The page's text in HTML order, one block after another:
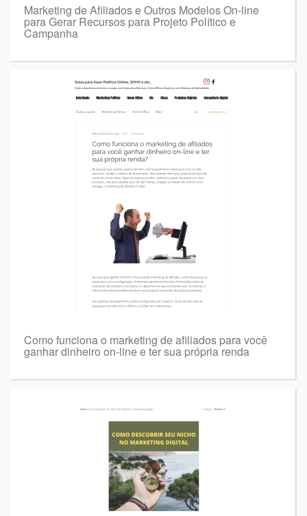
Marketing de Afiliados e Outros Modelos On-line
para Gerar Recursos para Projeto Político e
Campanha
Como funciona o marketing de afiliados para você
ganhar dinheiro on-line e ter sua própria renda